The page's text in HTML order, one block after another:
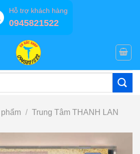
Hỗ trợ khách hàng
0945821522
/ Trung Tâm THANH LAN